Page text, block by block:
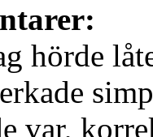
hörde
var,